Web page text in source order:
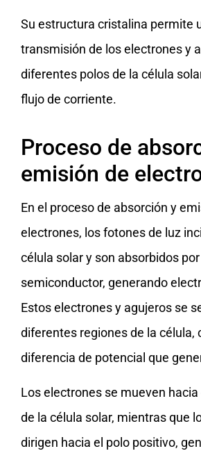
Su estructura cristalina permite
transmisión de los electrones y
diferentes polos de la célula
flujo de corriente.
Proceso de
emisión de
En el proceso de absorción y
electrones, los fotones de luz
célula solar y son absorbidos
semiconductor, generando
Estos electrones y agujeros se
diferentes regiones de la célula,
diferencia de potencial que
Los electrones se mueven
de la célula solar, mientras que
dirigen hacia el polo positivo,